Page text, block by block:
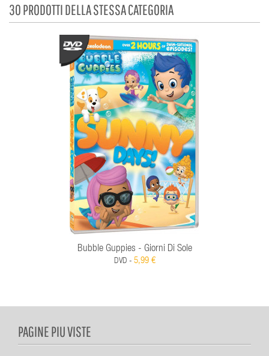
30 PRODOTTI DELLA STESSA CATEGORIA
Bubble Guppies - Giorni Di Sole
DVD - 5,99 €
PAGINE PIU VISTE